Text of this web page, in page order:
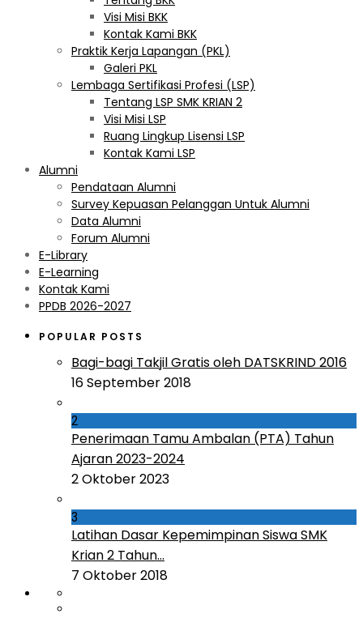
Visi Misi BKK
Kontak Kami BKK
Praktik Kerja Lapangan (PKL)
Galeri PKL
Lembaga Sertifikasi Profesi (LSP)
Tentang LSP SMK KRIAN 2
Visi Misi LSP
Ruang Lingkup Lisensi LSP
Kontak Kami LSP
Alumni
Pendataan Alumni
Survey Kepuasan Pelanggan Untuk Alumni
Data Alumni
Forum Alumni
E-Library
E-Learning
Kontak Kami
PPDB 2026-2027
POPULAR POSTS
Bagi-bagi Takjil Gratis oleh DATSKRIND 2016
16 September 2018
2
Penerimaan Tamu Ambalan (PTA) Tahun
Ajaran 2023-2024
2 Oktober 2023
3
Latihan Dasar Kepemimpinan Siswa SMK
Krian 2 Tahun...
7 Oktober 2018